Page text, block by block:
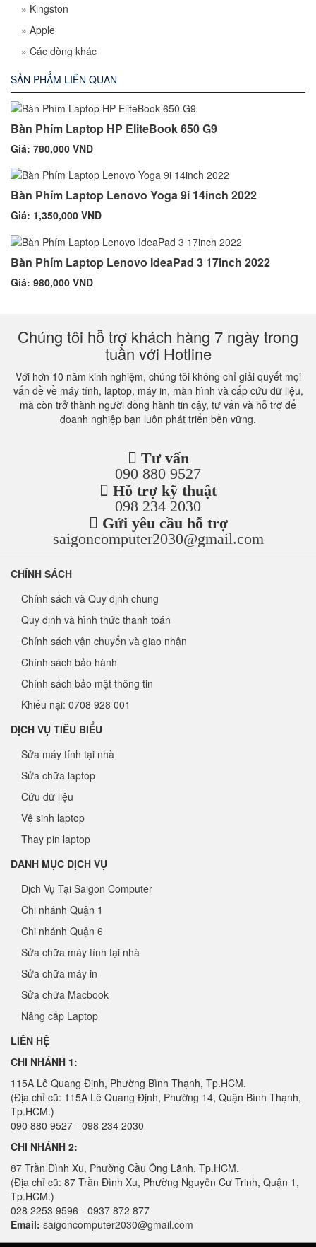
» Kingston
» Apple
» Các dòng khác
SẢN PHẨM LIÊN QUAN
Bàn Phím Laptop HP EliteBook 650 G9
Giá: 780,000 VND
Bàn Phím Laptop Lenovo Yoga 9i 14inch 2022
Giá: 1,350,000 VND
Bàn Phím Laptop Lenovo IdeaPad 3 17inch 2022
Giá: 980,000 VND
Chúng tôi hỗ trợ khách hàng 7 ngày trong
tuần với Hotline
Với hơn 10 năm kinh nghiệm, chúng tôi không chỉ giải quyết mọi
vấn đề về máy tính, laptop, máy in, màn hình và cấp cứu dữ liệu,
mà còn trở thành người đồng hành tin cậy, tư vấn và hỗ trợ để
doanh nghiệp bạn luôn phát triển bền vững.
Tư vấn
090 880 9527
Hỗ trợ kỹ thuật
098 234 2030
Gửi yêu cầu hỗ trợ
saigoncomputer2030@gmail.com
CHÍNH SÁCH
Chính sách và Quy định chung
Quy định và hình thức thanh toán
Chính sách vận chuyển và giao nhận
Chính sách bảo hành
Chính sách bảo mật thông tin
Khiếu nại: 0708 928 001
DỊCH VỤ TIÊU BIỂU
Sửa máy tính tại nhà
Sửa chữa laptop
Cứu dữ liệu
Vệ sinh laptop
Thay pin laptop
DANH MỤC DỊCH VỤ
Dịch Vụ Tại Saigon Computer
Chi nhánh Quận 1
Chi nhánh Quận 6
Sửa chữa máy tính tại nhà
Sửa chữa máy in
Sửa chữa Macbook
Nâng cấp Laptop
LIÊN HỆ
CHI NHÁNH 1:
115A Lê Quang Định, Phường Bình Thạnh, Tp.HCM.
(Địa chỉ cũ: 115A Lê Quang Định, Phường 14, Quận Bình Thạnh,
Tp.HCM.)
090 880 9527 - 098 234 2030
CHI NHÁNH 2:
87 Trần Đình Xu, Phường Cầu Ông Lãnh, Tp.HCM.
(Địa chỉ cũ: 87 Trần Đình Xu, Phường Nguyễn Cư Trinh, Quận 1,
Tp.HCM.)
028 2253 9596 - 0937 872 877
Email: saigoncomputer2030@gmail.com